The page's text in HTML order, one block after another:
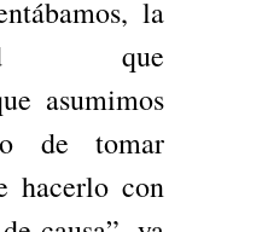
la
que
asumimos
de tomar
hacerlo con